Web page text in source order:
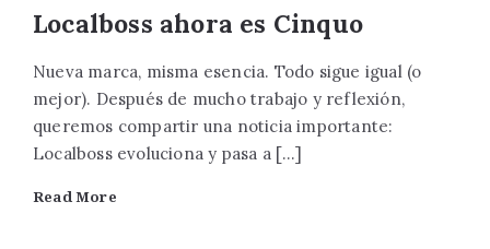
Localboss ahora es Cinquo
Nueva marca, misma esencia. Todo sigue igual (o
mejor). Después de mucho trabajo y reflexión,
queremos compartir una noticia importante:
Localboss evoluciona y pasa a […]
Read More